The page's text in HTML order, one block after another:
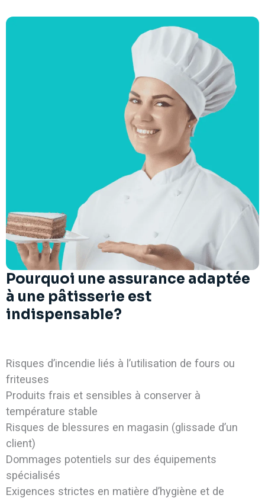
Pourquoi une assurance adaptée
à une pâtisserie est
indispensable?
Risques d’incendie liés à l’utilisation de fours ou
friteuses
Produits frais et sensibles à conserver à
température stable
Risques de blessures en magasin (glissade d’un
client)
Dommages potentiels sur des équipements
spécialisés
Exigences strictes en matière d’hygiène et de